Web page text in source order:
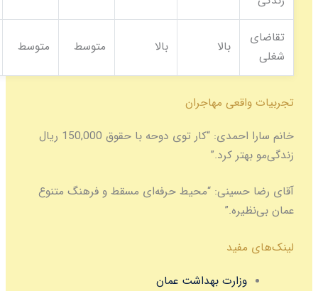
بالا متوسط متوسط متوسط
مهاجران
“کار توی دوحه با حقوق 150,000 ریال
کرد.”
“محیط حرفه‌ای مسقط و فرهنگ متنوع
بهداشت عمان